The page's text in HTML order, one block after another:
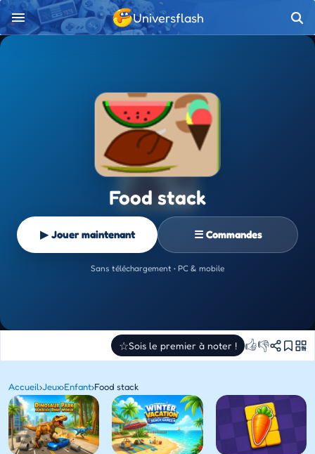
Universflash
Food stack
▶ Jouer maintenant ☰ Commandes
Sans téléchargement • PC & mobile
☆Sois le premier à noter ! 👍👎
Accueil›Jeux›Enfant›Food stack